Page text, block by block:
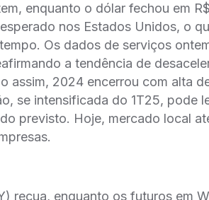
enquanto o dólar fechou em
nos Estados Unidos, o
Os dados de serviços
a tendência de
assim, 2024 encerrou com alta
se intensificada do 1T25, pode
previsto. Hoje, mercado local
recua, enquanto os futuros em